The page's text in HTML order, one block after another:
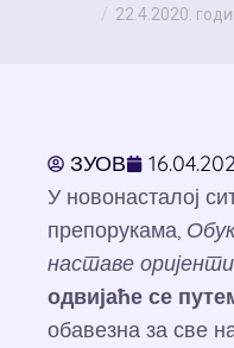
22.4.2020.
ЗУОВ
У новонасталој
препорукама,
наставе
одвијаће се
обавезна за све